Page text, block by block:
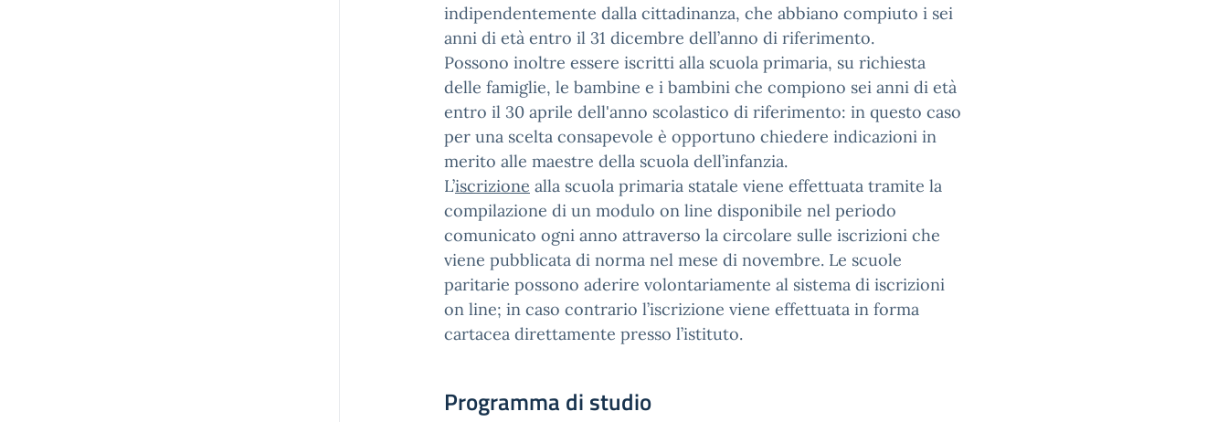
indipendentemente dalla cittadinanza, che abbiano compiuto i sei
anni di età entro il 31 dicembre dell’anno di riferimento.
Possono inoltre essere iscritti alla scuola primaria, su richiesta
delle famiglie, le bambine e i bambini che compiono sei anni di età
entro il 30 aprile dell'anno scolastico di riferimento: in questo caso
per una scelta consapevole è opportuno chiedere indicazioni in
merito alle maestre della scuola dell’infanzia.
L’iscrizione alla scuola primaria statale viene effettuata tramite la
compilazione di un modulo on line disponibile nel periodo
comunicato ogni anno attraverso la circolare sulle iscrizioni che
viene pubblicata di norma nel mese di novembre. Le scuole
paritarie possono aderire volontariamente al sistema di iscrizioni
on line; in caso contrario l’iscrizione viene effettuata in forma
cartacea direttamente presso l’istituto.
Programma di studio